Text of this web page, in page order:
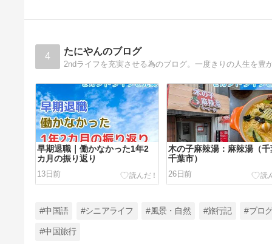
4 たにやんのブログ
早期退職｜働かなかった1年2
カ月の振り返り
13日前
木の子麻辣湯：麻辣湯（
千葉市）
26日前
#中国語 #シニアライフ #風景・自然 #旅行記 #ブロ
#中国旅行